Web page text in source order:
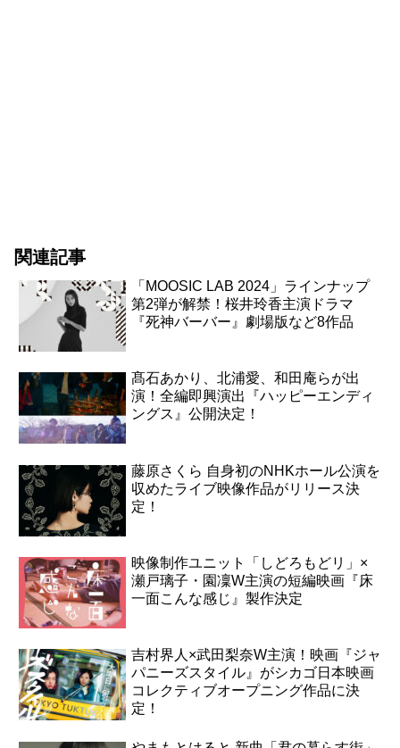
関連記事
「MOOSIC LAB 2024」ラインナップ
第2弾が解禁！桜井玲香主演ドラマ
『死神バーバー』劇場版など8作品
髙石あかり、北浦愛、和田庵らが出
演！全編即興演出『ハッピーエンディ
ングス』公開決定！
藤原さくら 自身初のNHKホール公演を
収めたライブ映像作品がリリース決
定！
映像制作ユニット「しどろもどリ」×
瀬戸璃子・園凜W主演の短編映画『床
一面こんな感じ』製作決定
吉村界人×武田梨奈W主演！映画『ジャ
パニーズスタイル』がシカゴ日本映画
コレクティブオープニング作品に決
定！